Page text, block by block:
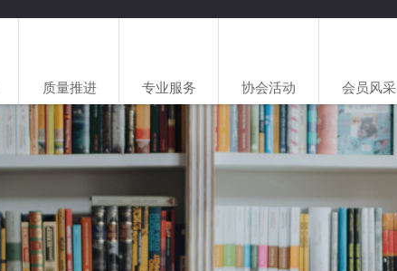
质量推进 专业服务 协会活动 会员风采